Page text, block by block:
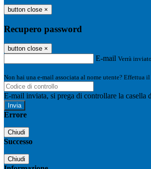
button close ×
Recupero password
button close ×
E-mail Verrà
Non hai una e-mail associata al nome utente? Effettua
E-mail inviata, si prega di controllare la casella
Errore
Chiudi
Successo
Chiudi